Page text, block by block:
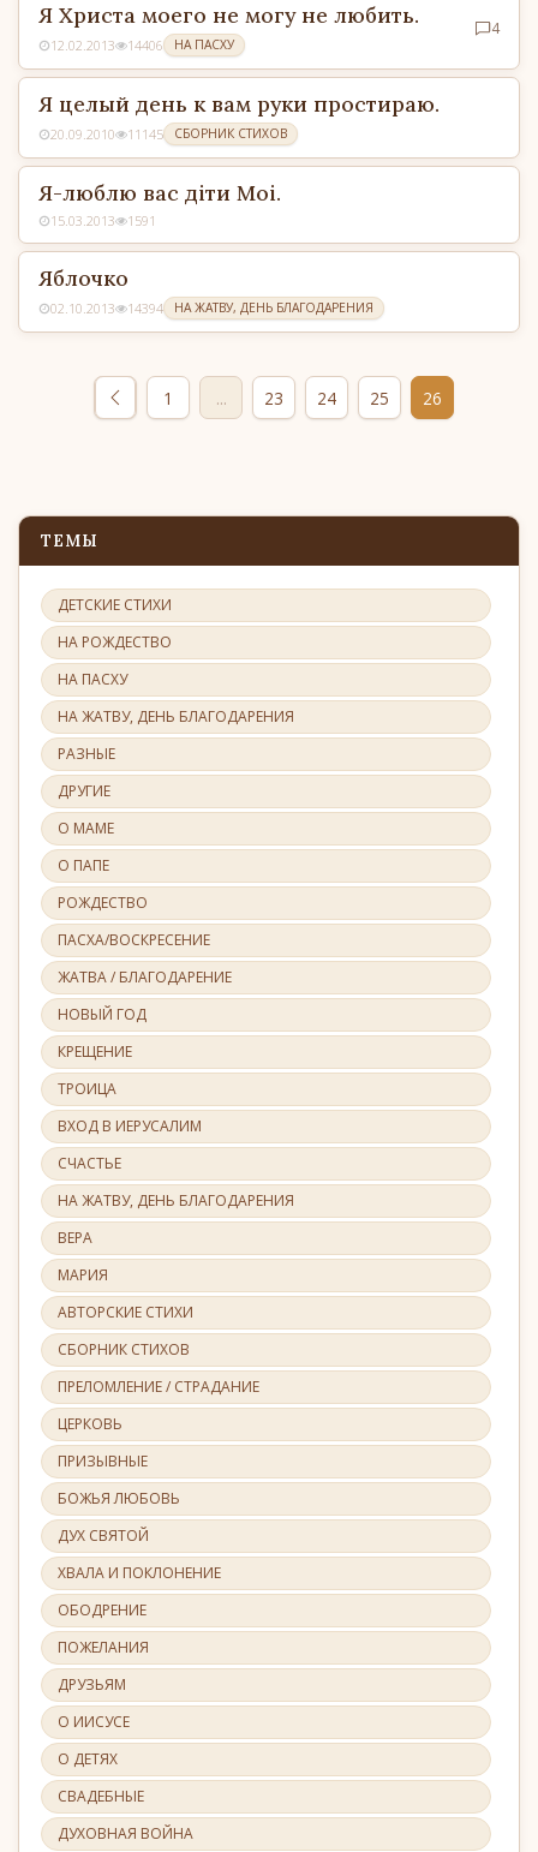
Я Христа моего не могу не любить.
12.02.2013 14406 НА ПАСХУ
4
Я целый день к вам руки простираю.
20.09.2010 11145 СБОРНИК СТИХОВ
Я-люблю вас дiти Моi.
15.03.2013 1591
Яблочко
02.10.2013 14394 НА ЖАТВУ, ДЕНЬ БЛАГОДАРЕНИЯ
1 ... 23 24 25 26
ТЕМЫ
ДЕТСКИЕ СТИХИ
НА РОЖДЕСТВО
НА ПАСХУ
НА ЖАТВУ, ДЕНЬ БЛАГОДАРЕНИЯ
РАЗНЫЕ
ДРУГИЕ
О МАМЕ
О ПАПЕ
РОЖДЕСТВО
ПАСХА/ВОСКРЕСЕНИЕ
ЖАТВА / БЛАГОДАРЕНИЕ
НОВЫЙ ГОД
КРЕЩЕНИЕ
ТРОИЦА
ВХОД В ИЕРУСАЛИМ
СЧАСТЬЕ
НА ЖАТВУ, ДЕНЬ БЛАГОДАРЕНИЯ
ВЕРА
МАРИЯ
АВТОРСКИЕ СТИХИ
СБОРНИК СТИХОВ
ПРЕЛОМЛЕНИЕ / СТРАДАНИЕ
ЦЕРКОВЬ
ПРИЗЫВНЫЕ
БОЖЬЯ ЛЮБОВЬ
ДУХ СВЯТОЙ
ХВАЛА И ПОКЛОНЕНИЕ
ОБОДРЕНИЕ
ПОЖЕЛАНИЯ
ДРУЗЬЯМ
О ИИСУСЕ
О ДЕТЯХ
СВАДЕБНЫЕ
ДУХОВНАЯ ВОЙНА